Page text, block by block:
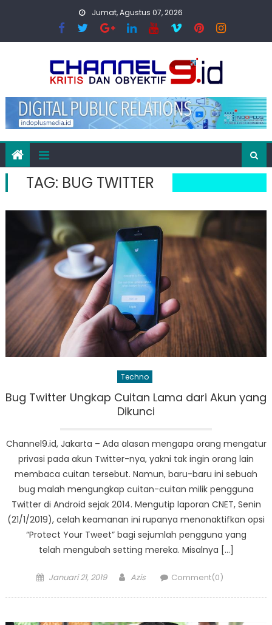
Jumat, Agustus 07, 2026
TAG: BUG TWITTER
Techno
Bug Twitter Ungkap Cuitan Lama dari Akun yang
Dikunci
Channel9.id, Jakarta – Ada alasan mengapa orang mengatur
privasi pada akun Twitter-nya, yakni tak ingin orang lain
membaca cuitan tersebut. Namun, baru-baru ini sebuah
bug malah mengungkap cuitan-cuitan milik pengguna
Twitter di Android sejak 2014. Mengutip laporan CNET, Senin
(21/1/2019), celah keamanan ini rupanya menonaktifkan opsi
“Protect Your Tweet” bagi sejumlah pengguna yang
telah mengubah setting mereka. Misalnya […]
Posted
Januari 21, 2019 Author
Azis Comment(0)